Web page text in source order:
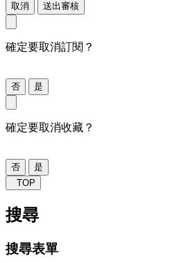
取消 送出審核
確定要取消訂閱？
否 是
確定要取消收藏？
否
是
TOP
搜尋
搜尋表單